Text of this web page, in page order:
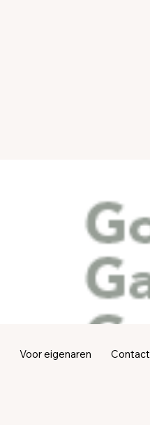
Voor eigenaren Contact